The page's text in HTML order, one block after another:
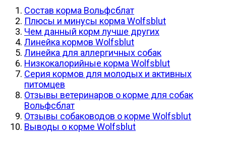
Состав корма Вольфсблат
Плюсы и минусы корма Wolfsblut
Чем данный корм лучше других
Линейка кормов Wolfsblut
Линейка для аллергичных собак
Низкокалорийные корма Wolfsblut
Серия кормов для молодых и активных
питомцев
Отзывы ветеринаров о корме для собак
Вольфсблат
Отзывы собаководов о корме Wolfsblut
Выводы о корме Wolfsblut